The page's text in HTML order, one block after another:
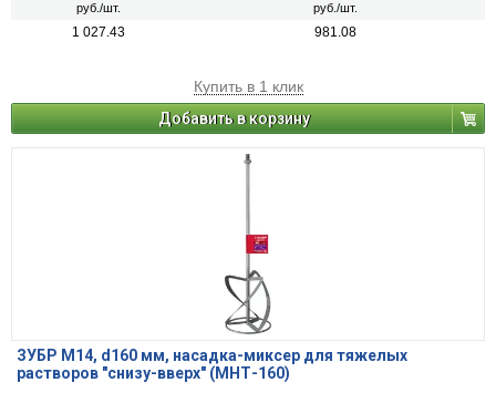
руб./шт. руб./шт.
1 027.43 981.08
Купить в 1 клик
Добавить в корзину
ЗУБР М14, d160 мм, насадка-миксер для тяжелых
растворов ″снизу-вверх″ (МНТ-160)